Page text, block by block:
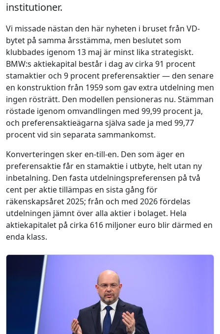
institutioner.
Vi missade nästan den här nyheten i bruset från VD-
bytet på samma årsstämma, men beslutet som
klubbades igenom 13 maj är minst lika strategiskt.
BMW:s aktiekapital består i dag av cirka 91 procent
stamaktier och 9 procent preferensaktier — den senare
en konstruktion från 1959 som gav extra utdelning men
ingen rösträtt. Den modellen pensioneras nu. Stämman
röstade igenom omvandlingen med 99,99 procent ja,
och preferensaktieägarna själva sade ja med 99,77
procent vid sin separata sammankomst.
Konverteringen sker en-till-en. Den som äger en
preferensaktie får en stamaktie i utbyte, helt utan ny
inbetalning. Den fasta utdelningspreferensen på två
cent per aktie tillämpas en sista gång för
räkenskapsåret 2025; från och med 2026 fördelas
utdelningen jämnt över alla aktier i bolaget. Hela
aktiekapitalet på cirka 616 miljoner euro blir därmed en
enda klass.